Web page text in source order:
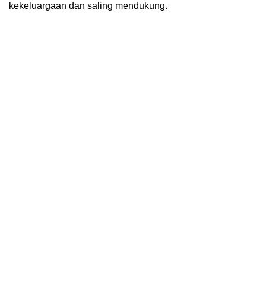
kekeluargaan dan saling mendukung.